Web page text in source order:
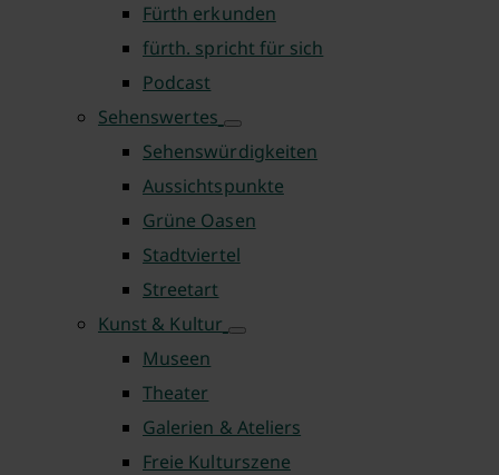
Fürth erkunden
fürth. spricht für sich
Podcast
Sehenswertes
Sehenswürdigkeiten
Aussichtspunkte
Grüne Oasen
Stadtviertel
Streetart
Kunst & Kultur
Museen
Theater
Galerien & Ateliers
Freie Kulturszene